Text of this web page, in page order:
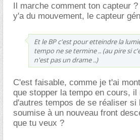
Il marche comment ton capteur
y'a du mouvement, le capteur
Et le BP c'est pour etteindre la
tempo ne se termine .. (au pire si
n'est pas un drame ..)
C'est faisable, comme je t'ai
que stopper la tempo en cours, il
d'autres tempos de se réaliser si
soumise à un nouveau front
que tu veux ?